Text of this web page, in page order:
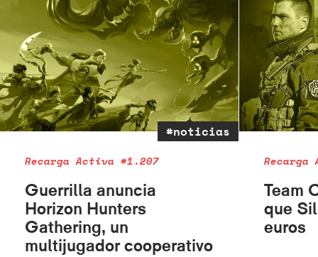
#noticias
Recarga Activa #1.207
Guerrilla anuncia
Horizon Hunters
Gathering, un
multijugador cooperativo
Recarga
Team
que
euros